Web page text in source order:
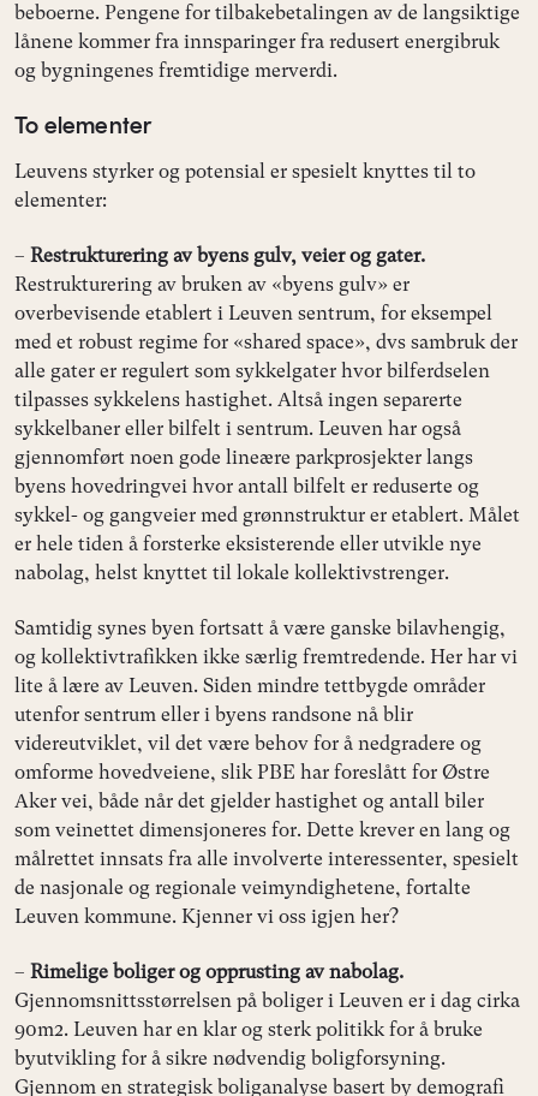
beboerne. Pengene for tilbakebetalingen av de langsiktige
lånene kommer fra innsparinger fra redusert energibruk
og bygningenes fremtidige merverdi.
To elementer
Leuvens styrker og potensial er spesielt knyttes til to
elementer:
– Restrukturering av byens gulv, veier og gater.
Restrukturering av bruken av «byens gulv» er
overbevisende etablert i Leuven sentrum, for eksempel
med et robust regime for «shared space», dvs sambruk der
alle gater er regulert som sykkelgater hvor bilferdselen
tilpasses sykkelens hastighet. Altså ingen separerte
sykkelbaner eller bilfelt i sentrum. Leuven har også
gjennomført noen gode lineære parkprosjekter langs
byens hovedringvei hvor antall bilfelt er reduserte og
sykkel- og gangveier med grønnstruktur er etablert. Målet
er hele tiden å forsterke eksisterende eller utvikle nye
nabolag, helst knyttet til lokale kollektivstrenger.
Samtidig synes byen fortsatt å være ganske bilavhengig,
og kollektivtrafikken ikke særlig fremtredende. Her har vi
lite å lære av Leuven. Siden mindre tettbygde områder
utenfor sentrum eller i byens randsone nå blir
videreutviklet, vil det være behov for å nedgradere og
omforme hovedveiene, slik PBE har foreslått for Østre
Aker vei, både når det gjelder hastighet og antall biler
som veinettet dimensjoneres for. Dette krever en lang og
målrettet innsats fra alle involverte interessenter, spesielt
de nasjonale og regionale veimyndighetene, fortalte
Leuven kommune. Kjenner vi oss igjen her?
– Rimelige boliger og opprusting av nabolag.
Gjennomsnittsstørrelsen på boliger i Leuven er i dag cirka
90m2. Leuven har en klar og sterk politikk for å bruke
byutvikling for å sikre nødvendig boligforsyning.
Gjennom en strategisk boliganalyse basert by demografi